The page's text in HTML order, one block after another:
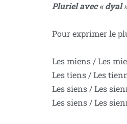
Pluriel avec « dyal
Pour exprimer le
Les miens / Les
Les tiens / Les
Les siens / Les
Les siens / Les